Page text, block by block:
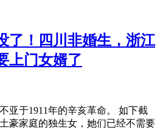
了！四川非婚生，浙江
上门女婿了
亚于1911年的辛亥革命。 如下截
豪家庭的独生女，她们已经不需要